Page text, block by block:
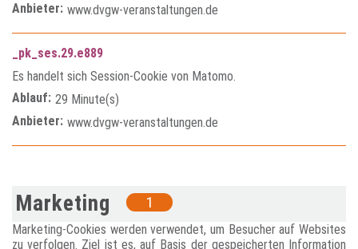
Anbieter: www.dvgw-veranstaltungen.de
_pk_ses.29.e889
Es handelt sich Session-Cookie von Matomo.
Ablauf: 29 Minute(s)
Anbieter: www.dvgw-veranstaltungen.de
Marketing 1
Marketing-Cookies werden verwendet, um Besucher auf Websites
zu verfolgen. Ziel ist es, auf Basis der gespeicherten Information